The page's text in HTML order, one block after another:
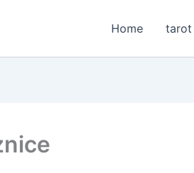
Home tarot